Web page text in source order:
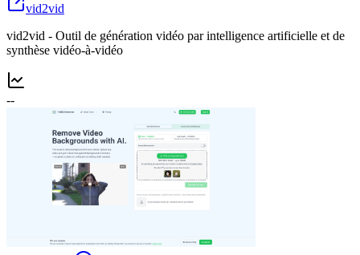
vid2vid
vid2vid - Outil de génération vidéo par intelligence artificielle et de
synthèse vidéo-à-vidéo
--